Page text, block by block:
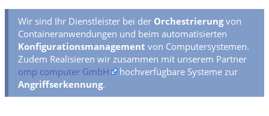
Wir sind Ihr Dienstleister bei der Orchestrierungvon
Containeranwendungen und beim automatisierten
Konfigurationsmanagement von Computersystemen.
Zudem Realisieren wir zusammen mit unserem Partner
omp computer GmbH
hochverfügbare Systeme zur
Angriffserkennung.